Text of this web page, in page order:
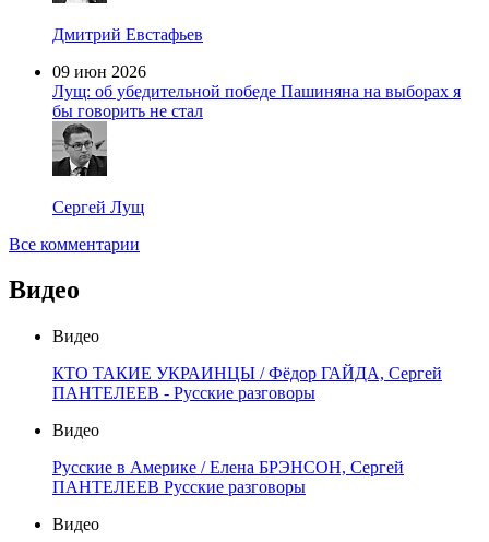
Дмитрий Евстафьев
09 июн 2026
Лущ: об убедительной победе Пашиняна на выборах я
бы говорить не стал
Сергей Лущ
Все комментарии
Видео
Видео
КТО ТАКИЕ УКРАИНЦЫ / Фёдор ГАЙДА, Сергей
ПАНТЕЛЕЕВ - Русские разговоры
Видео
Русские в Америке / Елена БРЭНСОН, Сергей
ПАНТЕЛЕЕВ Русские разговоры
Видео